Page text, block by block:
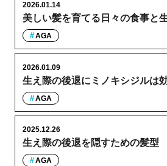
美しい髪を育てる日々の食事と
2026.01.14
AGA
生え際の後退にミノキシジルは
2026.01.09
AGA
生え際の後退を隠すための髪型
2025.12.26
AGA